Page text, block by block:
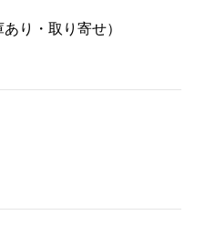
り・取り寄せ）